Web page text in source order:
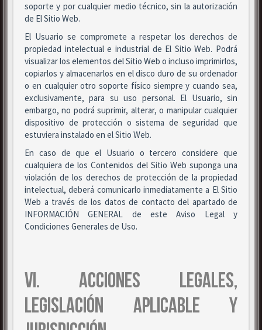
soporte y por cualquier medio técnico, sin la autorización
de El Sitio Web.
El Usuario se compromete a respetar los derechos de
propiedad intelectual e industrial de El Sitio Web. Podrá
visualizar los elementos del Sitio Web o incluso imprimirlos,
copiarlos y almacenarlos en el disco duro de su ordenador
o en cualquier otro soporte físico siempre y cuando sea,
exclusivamente, para su uso personal. El Usuario, sin
embargo, no podrá suprimir, alterar, o manipular cualquier
dispositivo de protección o sistema de seguridad que
estuviera instalado en el Sitio Web.
En caso de que el Usuario o tercero considere que
cualquiera de los Contenidos del Sitio Web suponga una
violación de los derechos de protección de la propiedad
intelectual, deberá comunicarlo inmediatamente a El Sitio
Web a través de los datos de contacto del apartado de
INFORMACIÓN GENERAL de este Aviso Legal y
Condiciones Generales de Uso.
VI. ACCIONES LEGALES,
LEGISLACIÓN APLICABLE Y